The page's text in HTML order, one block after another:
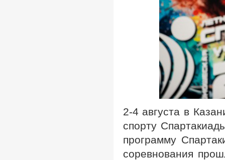
2-4 августа в
спорту
программу
соревнования